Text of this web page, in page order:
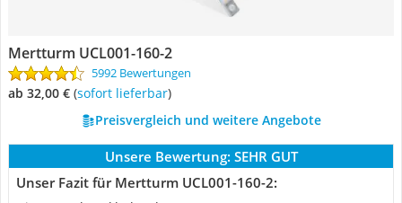
Mertturm UCL001-160-2
5992 Bewertungen
ab 32,00 € ( Sofort lieferbar)
Preisvergleich und weitere Angebote
Unsere Bewertung: SEHR GUT
Unser Fazit für Mertturm UCL001-160-2: